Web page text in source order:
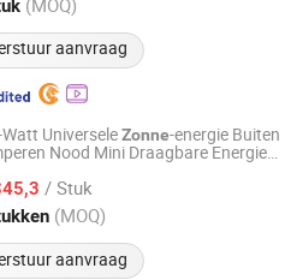
aanvraag
UniverseleZonne-energie Buiten
Nood Mini Draagbare Energie
/ Stuk
(MOQ)
aanvraag
Ltd.
Sinds 2009